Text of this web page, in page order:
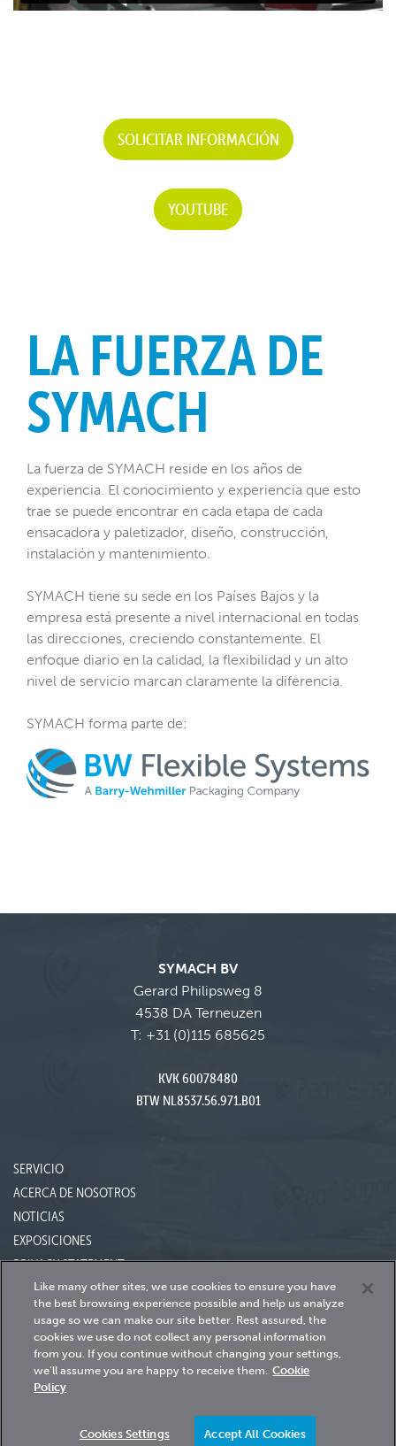
SOLICITAR INFORMACIÓN
YOUTUBE
LA FUERZA DE
SYMACH
La fuerza de SYMACH reside en los años de
experiencia. El conocimiento y experiencia que esto
trae se puede encontrar en cada etapa de cada
ensacadora y paletizador, diseño, construcción,
instalación y mantenimiento.
SYMACH tiene su sede en los Países Bajos y la
empresa está presente a nivel internacional en todas
las direcciones, creciendo constantemente. El
enfoque diario en la calidad, la flexibilidad y un alto
nivel de servicio marcan claramente la diferencia.
SYMACH forma parte de:
SYMACH BV
Gerard Philipsweg 8
4538 DA Terneuzen
T: +31 (0)115 685625
KVK 60078480
BTW NL8537.56.971.B01
SERVICIO
ACERCA DE NOSOTROS
NOTICIAS
EXPOSICIONES
PRIVACY STATEMENT
24h Servicedesk
+31 (0)115-685620
© 2026 SYMACH BV | Realisatie:TiDi Media
Like many other sites, we use cookies to ensure you have
the best browsing experience possible and help us analyze
usage so we can make our site better. Rest assured, the
cookies we use do not collect any personal information
from you. If you continue without changing your settings,
we’ll assume you are happy to receive them. Cookie
Policy
Cookies Settings Accept All Cookies